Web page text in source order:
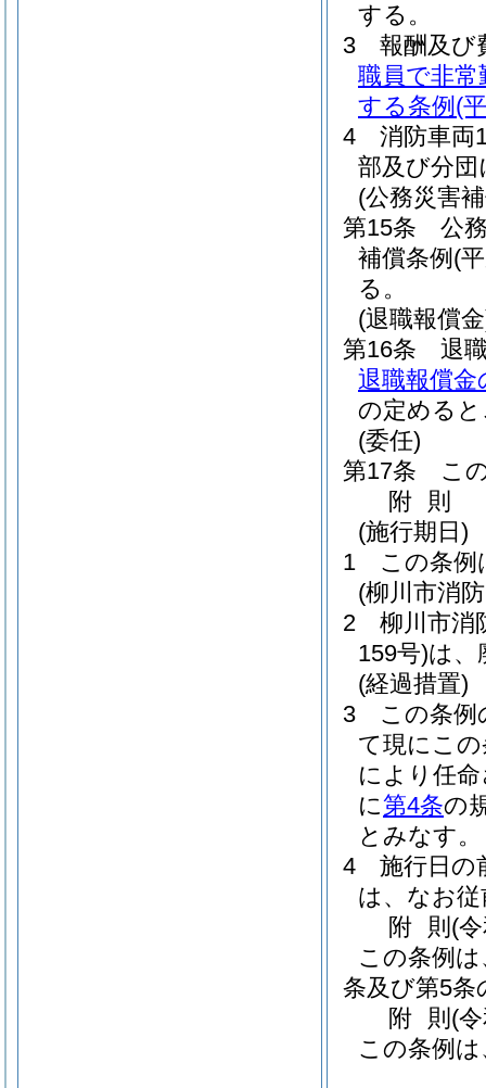
する。
3
報酬及び
職員で非
する条例 (
4
消防車両
部及び分
(公務災害
第15条
公
補償条例 (
る。
(退職報償
第16条
退
退職報償
の定める
(委任)
第17条
こ
附 則
(施行期日)
1
この条例
(柳川市消
2
柳川市消
159号)は、
(経過措置)
3
この条例
て現にこ
により任
に第4条の
とみなす。
4
施行日の
は、なお
附 則 (
この条例
条及び第5条
附 則 (
この条例